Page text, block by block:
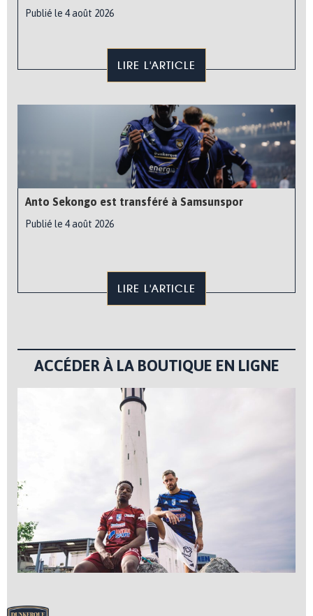
Publié le 4 août 2026
LIRE L'ARTICLE
Anto Sekongo est transféré à Samsunspor
Publié le 4 août 2026
LIRE L'ARTICLE
ACCÉDER À LA BOUTIQUE EN LIGNE